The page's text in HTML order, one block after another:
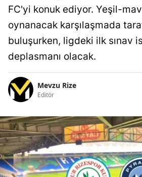
FC'yi konuk ediyor. Yeşil-
oynanacak karşılaşmada
buluşurken, ligdeki ilk sınav
deplasmanı olacak.
Mevzu Rize
Editör